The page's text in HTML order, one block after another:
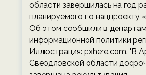
области завершилась на год
планируемого по нацпроекту
Об этом сообщили в
информационной политики
Иллюстрация: pxhere.com. "В
Свердловской области